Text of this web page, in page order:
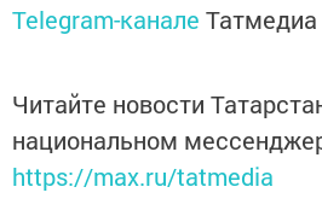
Telegram-канале Татмедиа
Читайте новости
национальном
https://max.ru/tatmedia